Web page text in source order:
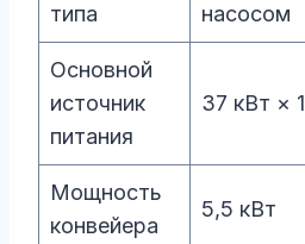
типа
насосом
Основной
источник
питания
37 кВт × 1
Мощность
конвейера
5,5 кВт